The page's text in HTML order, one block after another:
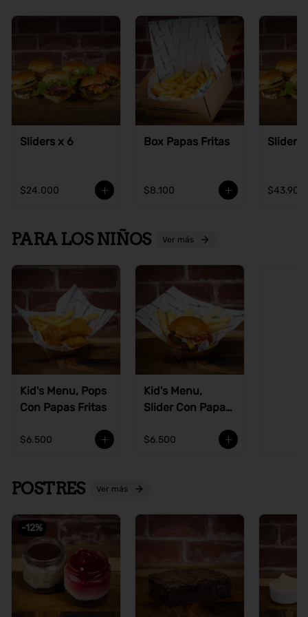
Sliders x 6
$24.000
Box Papas Fritas
$8.100
Sliders
$43.900
PARA LOS NIÑOS Ver más
Kid's Menu, Pops
Con Papas Fritas
$6.500
Kid's Menu,
Slider Con Papas
$6.500
POSTRES Ver más
-12%